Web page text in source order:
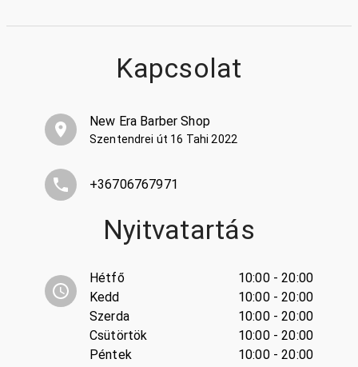
Kapcsolat
New Era Barber Shop
Szentendrei út 16 Tahi 2022
+36706767971
Nyitvatartás
Hétfő
Kedd
Szerda
Csütörtök
Péntek
10:00 - 20:00
10:00 - 20:00
10:00 - 20:00
10:00 - 20:00
10:00 - 20:00